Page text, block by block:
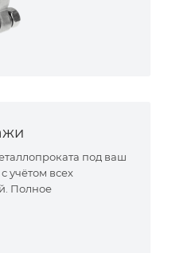
под ваш
учётом всех
Полное